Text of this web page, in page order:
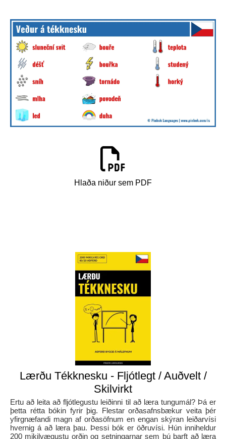
Hlaða niður sem PDF
Lærðu Tékknesku - Fljótlegt / Auðvelt /
Skilvirkt
Ertu að leita að fljótlegustu leiðinni til að læra tungumál? Þá er
þetta rétta bókin fyrir þig. Flestar orðasafnsbækur veita þér
yfirgnæfandi magn af orðasöfnum en engan skýran leiðarvísi
hvernig á að læra þau. Þessi bók er öðruvísi. Hún inniheldur
200 mikilvægustu orðin og setningarnar sem þú þarft að læra